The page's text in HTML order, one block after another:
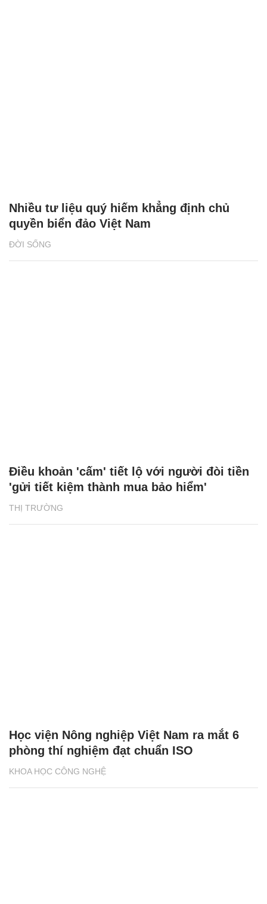
ĐỜI SỐNG
Nhiều tư liệu quý hiếm khẳng định chủ
quyền biển đảo Việt Nam
THỊ TRƯỜNG
Điều khoản 'cấm' tiết lộ với người đòi tiền
'gửi tiết kiệm thành mua bảo hiểm'
KHOA HỌC CÔNG NGHỆ
Học viện Nông nghiệp Việt Nam ra mắt 6
phòng thí nghiệm đạt chuẩn ISO